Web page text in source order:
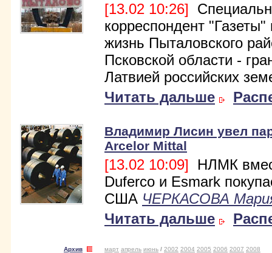
[13.02 10:26]
корреспондент "Газеты"
жизнь Пыталовского
Псковской области -
Латвией российских
Читать дальше
Владимир Лисин увел
Arcelor Mittal
[13.02 10:09] НЛМК
Duferco и Esmark
США ЧЕРКАСОВА
Читать дальше
Архив март апрель июнь / 2002 2004 2005 2006 2007 2008